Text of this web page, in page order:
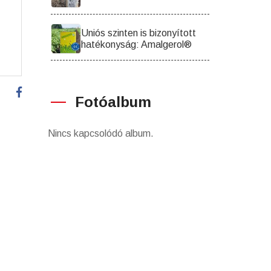
Uniós szinten is bizonyított
hatékonyság: Amalgerol®
Fotóalbum
Nincs kapcsolódó album.